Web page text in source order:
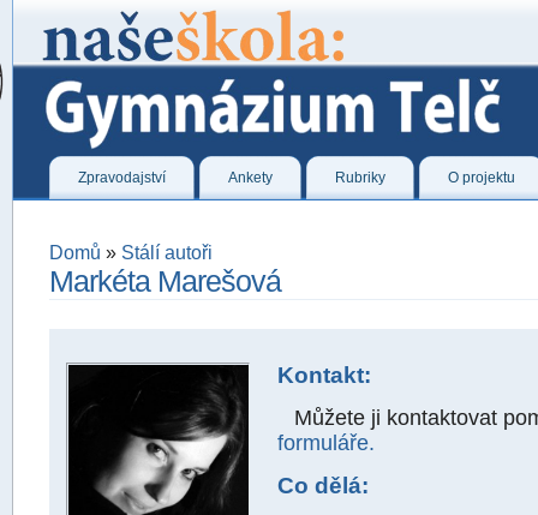
Zpravodajství Ankety Rubriky O projektu
Domů » Stálí autoři
Markéta Marešová
Kontakt:
Můžete ji kontaktovat
formuláře.
Co dělá: